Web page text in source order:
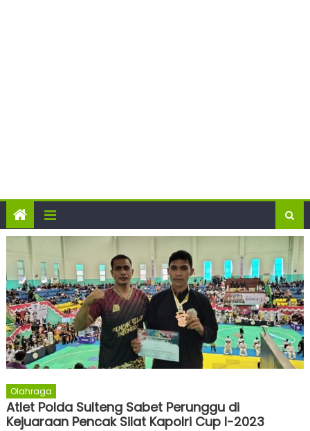
Olahraga
Atlet Polda Sulteng Sabet Perunggu di
Kejuaraan Pencak Silat Kapolri Cup I-2023